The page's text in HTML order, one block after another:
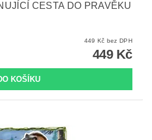
CESTA DO PRAVĚKU
449 Kč bez DPH
449 Kč